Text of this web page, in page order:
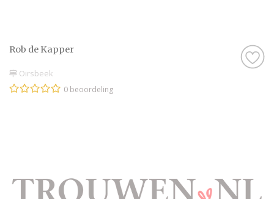
Rob de Kapper
Oirsbeek
0 beoordeling